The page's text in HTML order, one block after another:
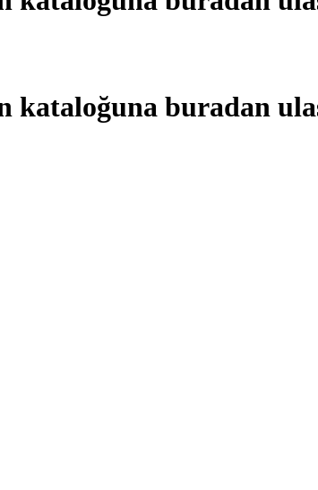
kataloğuna buradan